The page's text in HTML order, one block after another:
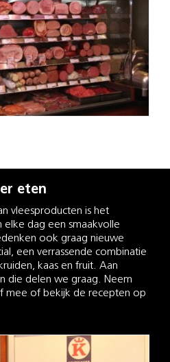
eten
vleesproducten is het
elke dag een smaakvolle
ook graag nieuwe
een verrassende combinatie
kaas en fruit. Aan
die delen we graag. Neem
mee of bekijk de recepten op